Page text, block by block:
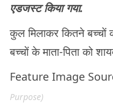
एडजस्ट किया गया.
कुल मिलाकर कितने बच्चों
बच्चों के माता-पिता को
Feature Image
Purpose)